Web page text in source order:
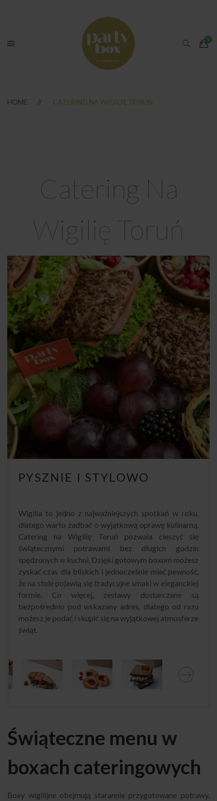
HOME CATERING NA WIGILIĘ TORUŃ
Catering Na
Wigilię Toruń
PYSZNIE I STYLOWO
Wigilia to jedno z najważniejszych spotkań w roku,
dlatego warto zadbać o wyjątkową oprawę kulinarną.
Catering na Wigilię Toruń pozwala cieszyć się
świątecznymi potrawami bez długich godzin
spędzonych w kuchni. Dzięki gotowym boxom możesz
zyskać czas dla bliskich i jednocześnie mieć pewność,
że na stole pojawią się tradycyjne smaki w eleganckiej
formie. Co więcej, zestawy dostarczane są
bezpośrednio pod wskazany adres, dlatego od razu
możesz je podać i skupić się na wyjątkowej atmosferze
świąt.
Świąteczne menu w
boxach cateringowych
Boxy wigilijne obejmują starannie przygotowane potrawy,